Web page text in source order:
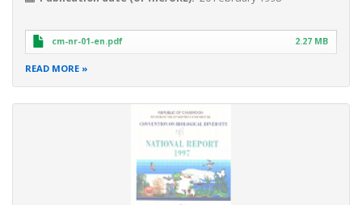
cm-nr-01-en.pdf 2.27 MB
READ MORE